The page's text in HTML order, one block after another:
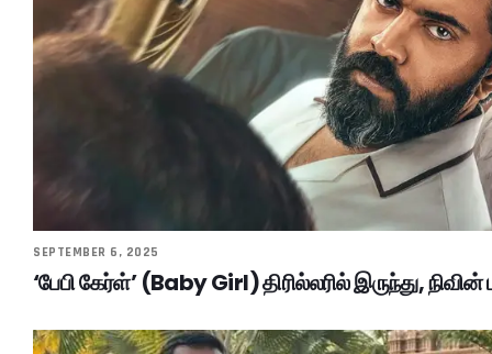
SEPTEMBER 6, 2025
‘பேபி கேர்ள்’ (Baby Girl) திரில்லரில் இருந்து, நிவின்